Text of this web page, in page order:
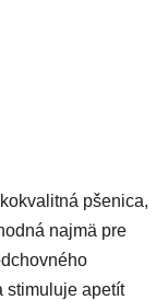
pšenica,
najmä pre
stimuluje apetít